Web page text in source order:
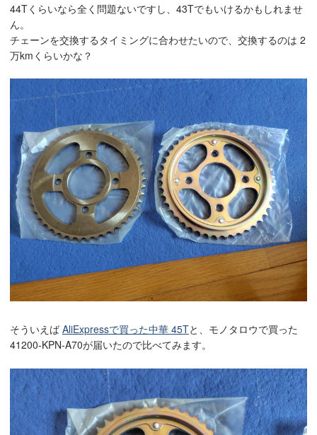
44Tくらいなら全く問題ないですし、43Tでもいけるかもしれませ
ん。
チェーンを交換するタイミングに合わせたいので、交換するのは 2
万kmくらいかな？
そういえば AliExpressで買った中華 45Tと、モノタロウで買った
41200-KPN-A70が届いたので比べてみます。